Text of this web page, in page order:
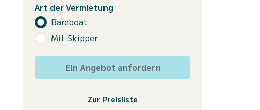
Art der Vermietung
Bareboat
Mit Skipper
Ein Angebot anfordern
Zur Preisliste